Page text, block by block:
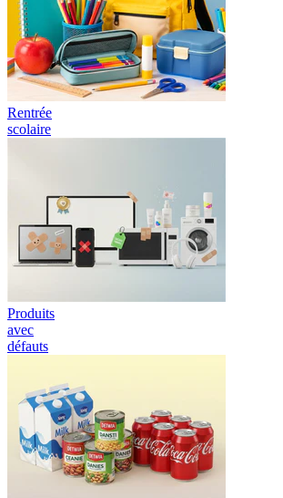
Rentrée
scolaire
Produits
avec
défauts